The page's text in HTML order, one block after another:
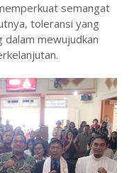
semangat
toleransi yang
dalam mewujudkan